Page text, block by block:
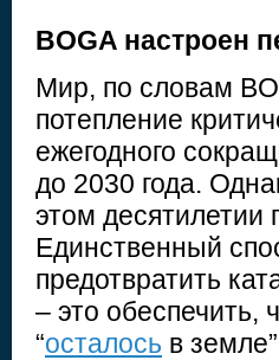
BOGA настроен
Мир, по словам
потепление
ежегодного
до 2030 года.
этом десятилетии
Единственный
предотвратить
– это обеспечить,
“осталось в